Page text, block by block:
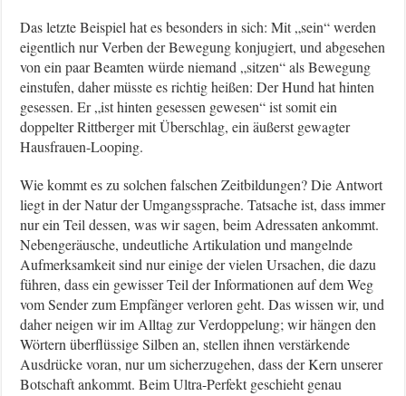
Das letzte Beispiel hat es besonders in sich: Mit „sein“ werden
eigentlich nur Verben der Bewegung konjugiert, und abgesehen
von ein paar Beamten würde niemand „sitzen“ als Bewegung
einstufen, daher müsste es richtig heißen: Der Hund hat hinten
gesessen. Er „ist hinten gesessen gewesen“ ist somit ein
doppelter Rittberger mit Überschlag, ein äußerst gewagter
Hausfrauen-Looping.
Wie kommt es zu solchen falschen Zeitbildungen? Die Antwort
liegt in der Natur der Umgangssprache. Tatsache ist, dass immer
nur ein Teil dessen, was wir sagen, beim Adressaten ankommt.
Nebengeräusche, undeutliche Artikulation und mangelnde
Aufmerksamkeit sind nur einige der vielen Ursachen, die dazu
führen, dass ein gewisser Teil der Informationen auf dem Weg
vom Sender zum Empfänger verloren geht. Das wissen wir, und
daher neigen wir im Alltag zur Verdoppelung; wir hängen den
Wörtern überflüssige Silben an, stellen ihnen verstärkende
Ausdrücke voran, nur um sicherzugehen, dass der Kern unserer
Botschaft ankommt. Beim Ultra-Perfekt geschieht genau